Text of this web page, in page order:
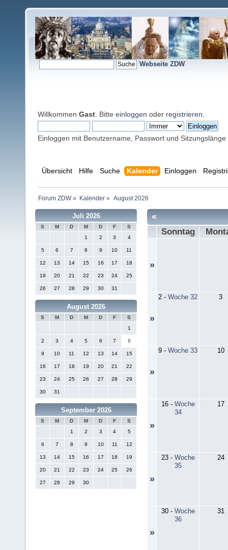
Webseite ZDW
Willkommen Gast . Bitte einloggen oder registrieren
Einloggen mit Benutzername, Passwort und Sitzungslänge
Übersicht Hilfe Suche Kalender Einloggen
Forum ZDW» Kalender » August 2026
Juli 2026
S M D M D F
S
1
2 3 4
5 6 7 8 9 10 11
12 13 14 15 16 17 18
19 20 21 22 23 24 25
26 27 28 29 30 31
August 2026
S M D M D F
S
1
2 3 4 5 6 7 8
9 10 11 12 13 14 15
16 17 18 19 20 21 22
23 24 25 26 27 28 29
30 31
September 2026
S M D M D F
S
1
2 3 4 5
6 7 8 9 10 11 12
13 14 15 16 17 18 19
20 21 22 23 24 25 26
27 28 29 30
«
Sonntag
»
»
2 - Woche 32 3
»
9 - Woche 33 10
»
16- Woche
34
17
»
23- Woche
35
24
»
30- Woche
36
31